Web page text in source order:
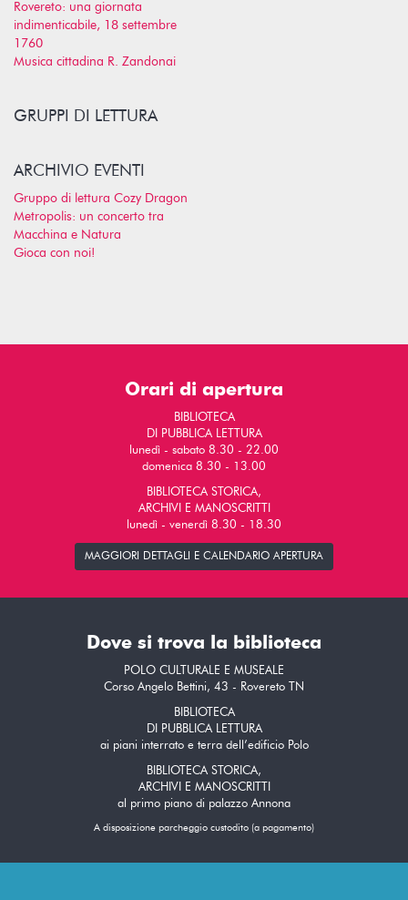
Rovereto: una giornata
indimenticabile, 18 settembre
1760
Musica cittadina R. Zandonai
GRUPPI DI LETTURA
ARCHIVIO EVENTI
Gruppo di lettura Cozy Dragon
Metropolis: un concerto tra
Macchina e Natura
Gioca con noi!
Orari di apertura
BIBLIOTECA
DI PUBBLICA LETTURA
lunedì - sabato 8.30 - 22.00
domenica 8.30 - 13.00
BIBLIOTECA STORICA,
ARCHIVI E MANOSCRITTI
lunedì - venerdì 8.30 - 18.30
MAGGIORI DETTAGLI E CALENDARIO APERTURA
Dove si trova la biblioteca
POLO CULTURALE E MUSEALE
Corso Angelo Bettini, 43 - Rovereto TN
BIBLIOTECA
DI PUBBLICA LETTURA
ai piani interrato e terra dell’edificio Polo
BIBLIOTECA STORICA,
ARCHIVI E MANOSCRITTI
al primo piano di palazzo Annona
A disposizione parcheggio custodito (a pagamento)